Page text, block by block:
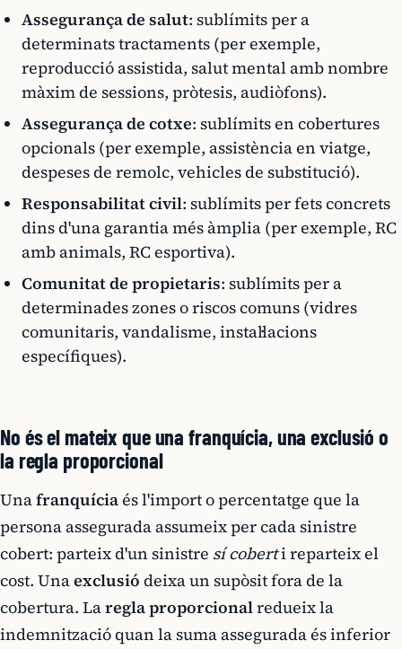
Assegurança de salut: sublímits per a
determinats tractaments (per exemple,
reproducció assistida, salut mental amb nombre
màxim de sessions, pròtesis, audiòfons).
Assegurança de cotxe: sublímits en cobertures
opcionals (per exemple, assistència en viatge,
despeses de remolc, vehicles de substitució).
Responsabilitat civil: sublímits per fets concrets
dins d'una garantia més àmplia (per exemple, RC
amb animals, RC esportiva).
Comunitat de propietaris: sublímits per a
determinades zones o riscos comuns (vidres
comunitaris, vandalisme, instal·lacions
específiques).
No és el mateix que una franquícia, una exclusió o
la regla proporcional
Unafranquíciaés l'import o percentatge que la
persona assegurada assumeix per cada sinistre
cobert: parteix d'un sinistre sí coberti reparteix el
cost. Unaexclusió deixa un supòsit fora de la
cobertura. Laregla proporcionalredueix la
indemnització quan la suma assegurada és inferior